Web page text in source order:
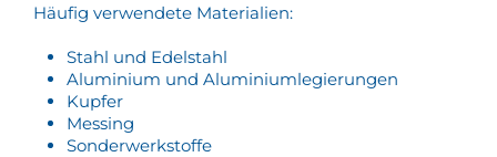
Häufig verwendete Materialien:
Stahl und Edelstahl
Aluminium und Aluminiumlegierungen
Kupfer
Messing
Sonderwerkstoffe